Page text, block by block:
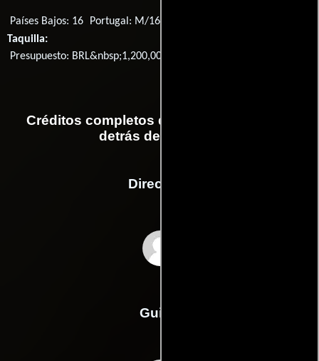
Países Bajos: 16 Portugal: M/16
Taquilla:
Presupuesto: BRL&nbsp;1,200,000
Créditos completos de la película El lobo
detrás de la puerta
Dirección
Guión